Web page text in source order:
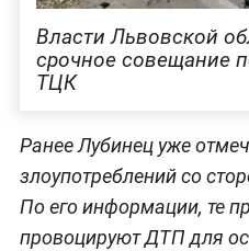
Власти Львовской
срочное совещание
ТЦК
Ранее Лубинец уже
злоупотреблений со
По его информации, те
провоцируют ДТП для